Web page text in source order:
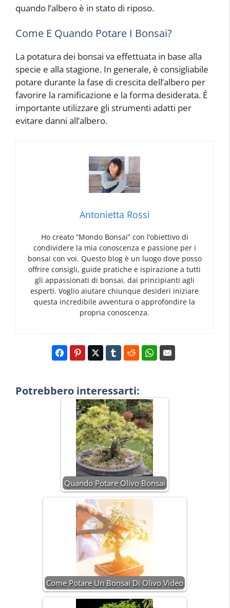
quando l’albero è in stato di riposo.
Come E Quando Potare I Bonsai?
La potatura dei bonsai va effettuata in base alla
specie e alla stagione. In generale, è consigliabile
potare durante la fase di crescita dell’albero per
favorire la ramificazione e la forma desiderata. È
importante utilizzare gli strumenti adatti per
evitare danni all’albero.
Antonietta Rossi
Ho creato “Mondo Bonsai” con l’obiettivo di
condividere la mia conoscenza e passione per i
bonsai con voi. Questo blog è un luogo dove posso
offrire consigli, guide pratiche e ispirazione a tutti
gli appassionati di bonsai, dai principianti agli
esperti. Voglio aiutare chiunque desideri iniziare
questa incredibile avventura o approfondire la
propria conoscenza.
Potrebbero interessarti:
Quando Potare Olivo Bonsai
Come Potare Un Bonsai Di Olivo Video